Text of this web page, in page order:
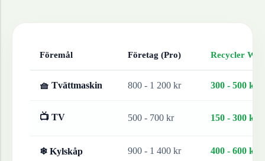
Föremål Företag (Pro) Recycler
🧺 Tvättmaskin 800 - 1 200 kr 300 - 500 kr
📺 TV 500 - 700 kr 150 - 300 kr
❄ Kylskåp 900 - 1 400 kr 400 - 600 kr